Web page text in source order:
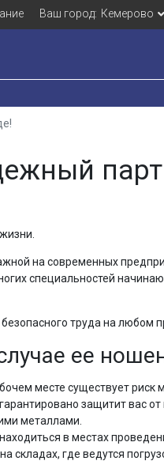
Ваш город: Кемерово
на современных
специальностей
труда на любом
ее
месте существует риск
защитит вас
металлами.
в местах
складах, где ведутся